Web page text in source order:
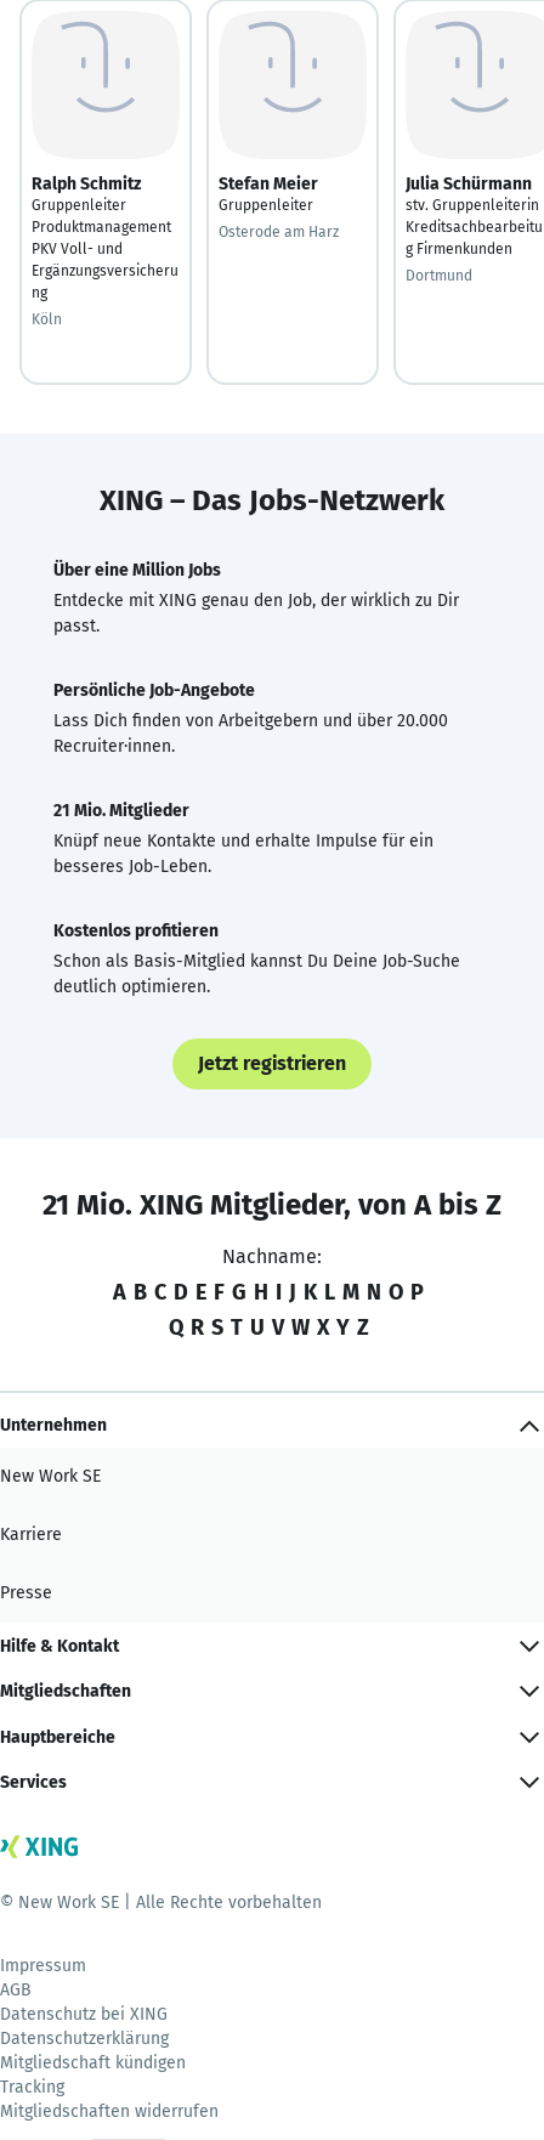
Ralph Schmitz
Gruppenleiter
Produktmanagement
PKV Voll- und
Ergänzungsversicheru
ng
Köln
Stefan Meier
Gruppenleiter
Osterode am Harz
Julia Schürmann
stv. Gruppenleiterin
g Firmenkunden
Dortmund
XING – Das Jobs-Netzwerk
Über eine Million Jobs
Entdecke mit XING genau den Job, der wirklich zu Dir
passt.
Persönliche Job-Angebote
Lass Dich finden von Arbeitgebern und über 20.000
Recruiter·innen.
21 Mio. Mitglieder
Knüpf neue Kontakte und erhalte Impulse für ein
besseres Job-Leben.
Kostenlos profitieren
Schon als Basis-Mitglied kannst Du Deine Job-Suche
deutlich optimieren.
Jetzt registrieren
21 Mio. XING Mitglieder, von A bis Z
Nachname:
A B C D E F G H I J K L M N O P
Q R S T U V W X Y Z
Unternehmen
New Work SE
Karriere
Presse
Hilfe & Kontakt
Mitgliedschaften
Hauptbereiche
Services
© New Work SE | Alle Rechte vorbehalten
Impressum
AGB
Datenschutz bei XING
Datenschutzerklärung
Mitgliedschaft kündigen
Tracking
Mitgliedschaften widerrufen